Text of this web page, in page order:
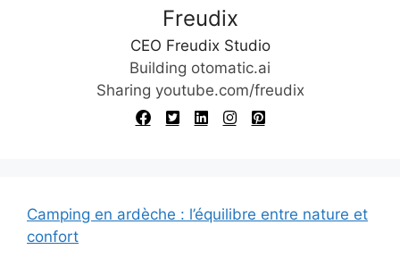
Freudix
CEO Freudix Studio
Building otomatic.ai
Sharing youtube.com/freudix
Camping en ardèche : l’équilibre entre nature et
confort